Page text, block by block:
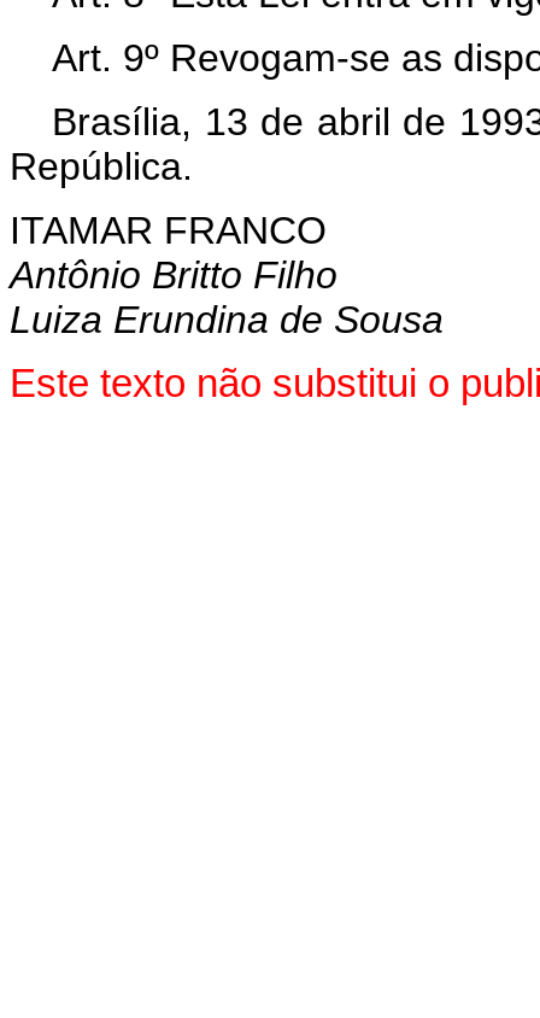
Art. 9º Revogam-se as
Brasília, 13 de abril de
República.
ITAMAR FRANCO
Antônio Britto Filho
Luiza Erundina de Sousa
Este texto não substitui o